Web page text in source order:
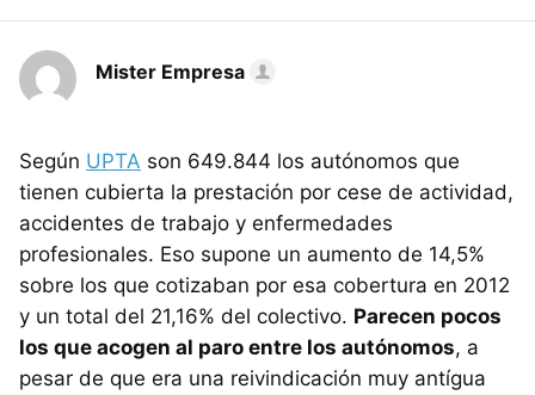
Mister Empresa
Según UPTA son 649.844 los autónomos que
tienen cubierta la prestación por cese de actividad,
accidentes de trabajo y enfermedades
profesionales. Eso supone un aumento de 14,5%
sobre los que cotizaban por esa cobertura en 2012
y un total del 21,16% del colectivo. Parecen pocos
los que acogen al paro entre los autónomos, a
pesar de que era una reivindicación muy antígua